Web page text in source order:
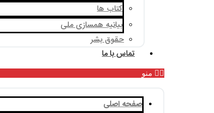
کتاب ها
بیانیه همسازی ملی
حقوق بشر
تماس با ما
منو
صفحه اصلی